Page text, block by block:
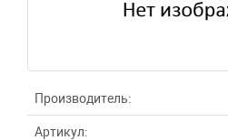
Производитель:
Артикул: